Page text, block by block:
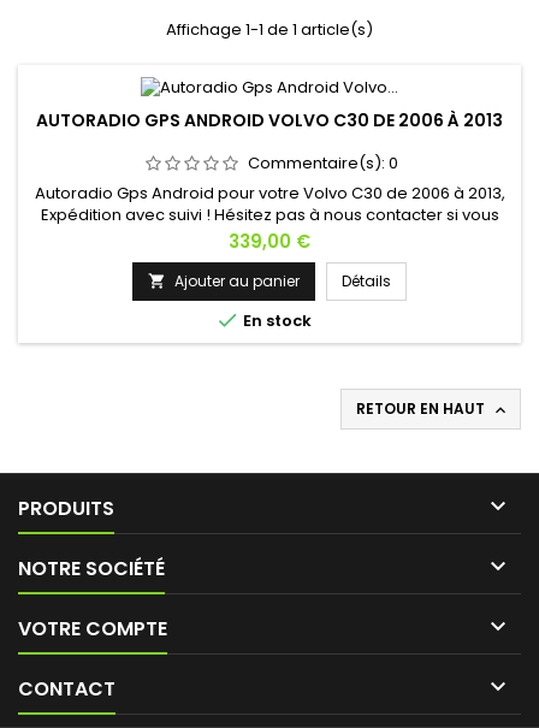
Affichage 1-1 de 1 article(s)
AUTORADIO GPS ANDROID VOLVO C30 DE 2006 À 2013
Commentaire(s): 0
Autoradio Gps Android pour votre Volvo C30 de 2006 à 2013,
Expédition avec suivi ! Hésitez pas à nous contacter si vous
avez une question !
Prix
339,00 €
 Ajouter au panier Détails
 En stock
RETOUR EN HAUT 
PRODUITS 
NOTRE SOCIÉTÉ 
VOTRE COMPTE 
CONTACT 